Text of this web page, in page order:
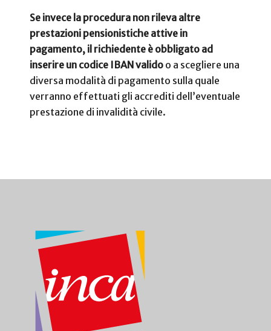
Se invece la procedura non rileva altre
prestazioni pensionistiche attive in
pagamento, il richiedente è obbligato ad
inserire un codice IBAN valido o a scegliere una
diversa modalità di pagamento sulla quale
verranno effettuati gli accrediti dell’eventuale
prestazione di invalidità civile.